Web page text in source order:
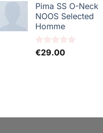
Pima SS O-Neck
NOOS Selected
Homme
Note5.00
€29.00